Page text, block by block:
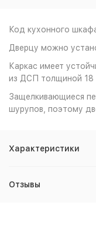
Код кухонного
Дверцу можно
Каркас имеет
из ДСП толщиной 18
Защелкивающиеся
шурупов, поэтому
Характеристики
Отзывы